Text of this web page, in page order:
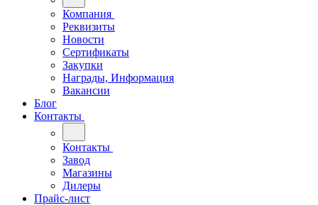
Компания
Реквизиты
Новости
Сертификаты
Закупки
Награды, Информация
Вакансии
Блог
Контакты
Контакты
Завод
Магазины
Дилеры
Прайс-лист